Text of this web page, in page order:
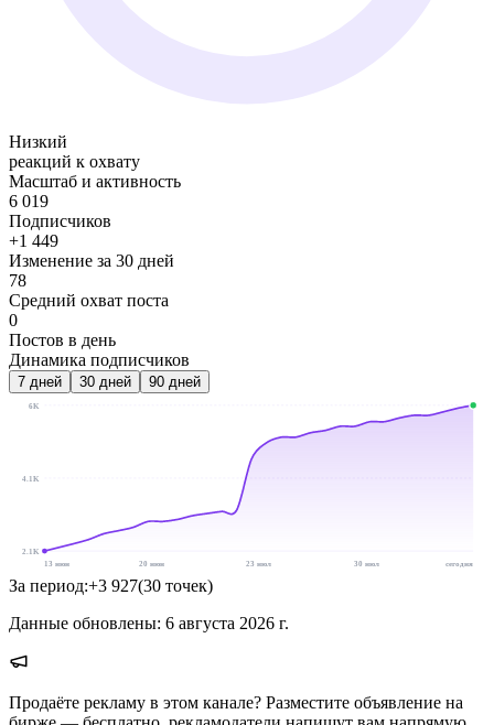
Низкий
реакций к охвату
Масштаб и активность
6 019
Подписчиков
+1 449
Изменение за 30 дней
78
Средний охват поста
0
Постов в день
Динамика подписчиков
7 дней 30 дней 90 дней
6K
4.1K
2.1K
13 июн
20 июн 23 июл 30 июл сегодня
За период:+3 927(30 точек)
Данные обновлены: 6 августа 2026 г.
Продаёте рекламу в этом канале? Разместите объявление на